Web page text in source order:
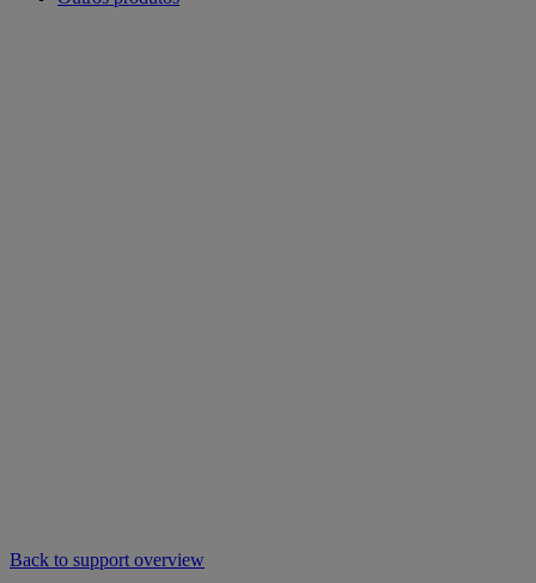
Back to support overview